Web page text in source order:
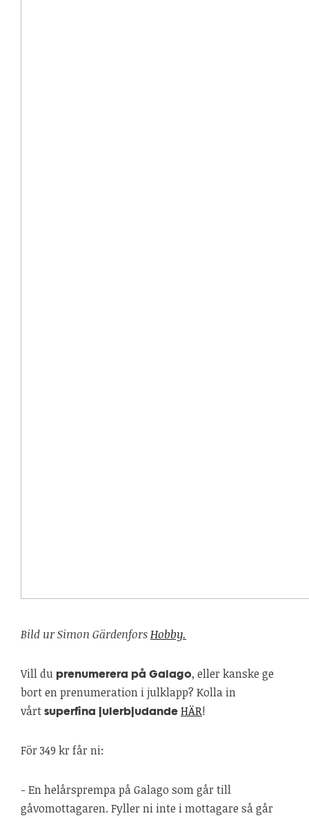
Bild ur Simon GärdenforsHobby.
Vill du prenumerera på Galago, eller kanske ge
bort en prenumeration i julklapp? Kolla in
vårt superfina julerbjudande HÄR!
För 349 kr får ni:
- En helårsprempa på Galago som går till
gåvomottagaren. Fyller ni inte i mottagare så går